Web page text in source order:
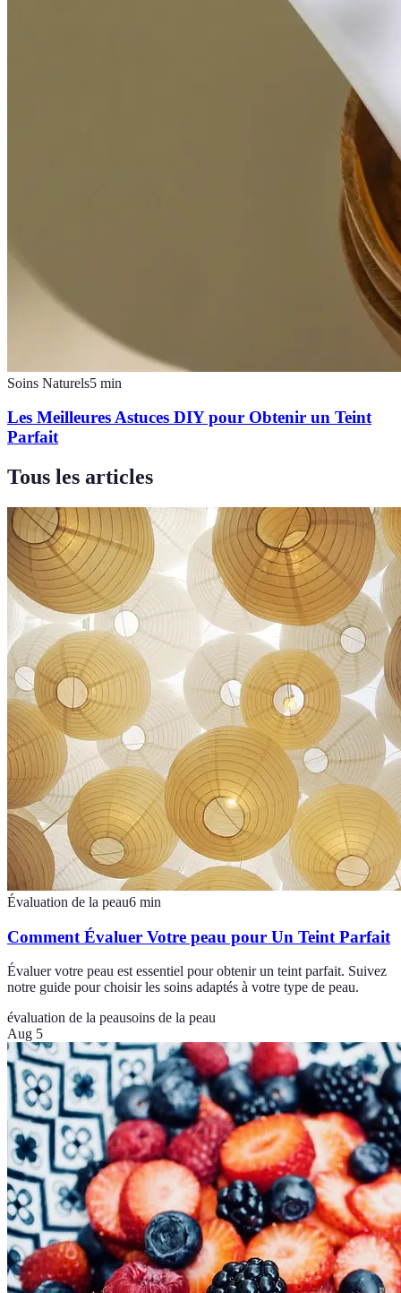
Soins Naturels5 min
Les Meilleures Astuces DIY pour Obtenir un Teint
Parfait
Tous les articles
Évaluation de la peau6 min
Comment Évaluer Votre peau pour Un Teint Parfait
Évaluer votre peau est essentiel pour obtenir un teint parfait. Suivez
notre guide pour choisir les soins adaptés à votre type de peau.
évaluation de la peausoins de la peau
Aug 5